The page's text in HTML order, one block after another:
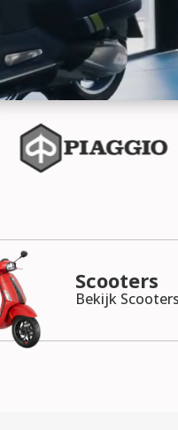
Scooters
Bekijk Scooters